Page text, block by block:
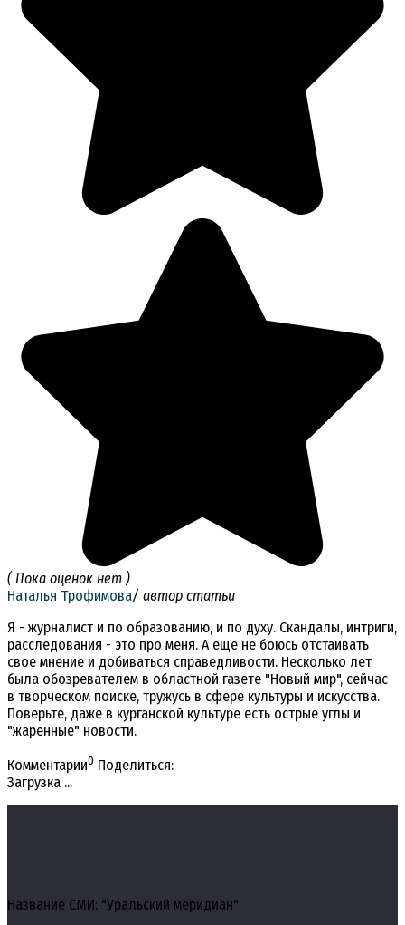
( Пока оценок нет )
Наталья Трофимова/ автор статьи
Я - журналист и по образованию, и по духу. Скандалы, интриги,
расследования - это про меня. А еще не боюсь отстаивать
свое мнение и добиваться справедливости. Несколько лет
была обозревателем в областной газете "Новый мир", сейчас
в творческом поиске, тружусь в сфере культуры и искусства.
Поверьте, даже в курганской культуре есть острые углы и
"жаренные" новости.
Комментарии0 Поделиться:
Загрузка ...
Название СМИ: "Уральский меридиан"